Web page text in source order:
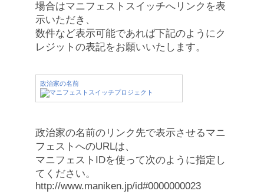
場合はマニフェストスイッチへリンクを表
示いただき、
数件など表示可能であれば下記のようにク
レジットの表記をお願いいたします。
政治家の名前
政治家の名前のリンク先で表示させるマニ
フェストへのURLは、
マニフェストIDを使って次のように指定し
てください。
http://www.maniken.jp/id#0000000023